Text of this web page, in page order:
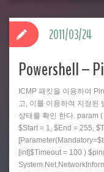
Powershell –
ICMP 패킷을 이용하여
고, 이를 이용하여 지정된
상태를 확인 한다. param
$Start = 1, $End = 255,
[int]$Timeout = 100 )
2011/03/24